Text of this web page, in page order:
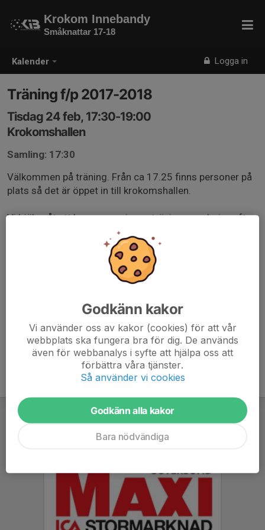
Kalender Logga in
Krokom Innebandy
Småknattar 17-18
Träning f/p 2017-2018
Tisdag 24 feb, 17:30-19:00
Krokomshallen
Samling: 17:30
Välkommen på träning. Från ca 17.25 finns personer på
plats så det är öppet in till krokomshallen.
Vi hjälps åt att bygga sarg innan träningen och riva efter
träningen om ingen ska träna innebandy efter oss😊
Kom ihåg klubba, vattenflaska, innebandyglasögon och
Godkänn kakor
Vi använder oss av kakor (cookies) för att vår
webbplats ska fungera bra för dig. De används
även för webbanalys i syfte att hjälpa oss att
förbättra våra tjänster.
Så använder vi cookies
Godkänn alla kakor
Bara nödvändiga